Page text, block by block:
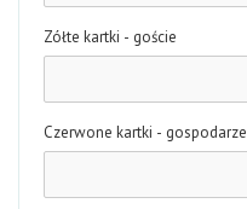
Zółte kartki - goście
Czerwone kartki - gospodarze